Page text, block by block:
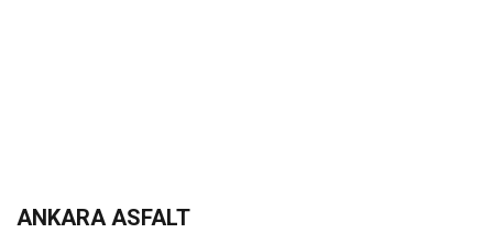
ANKARA ASFALT